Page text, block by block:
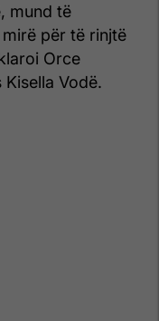
mund të
për të rinjtë
Orce
Vodë.